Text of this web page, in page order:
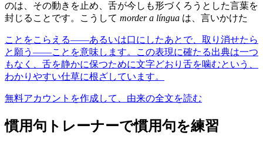
のは、その動きを止め、舌が今しも形づくろうとした言葉を
封じることです。こうして morder a língua は、言いかけた
ことをこらえる——あるいは口にしたあとで、取り消せたら
と願う——ことを意味します。この表現に確たる出典は一つ
もなく、舌を静かに保つために文字どおり舌を噛むという、
わかりやすい仕草に根ざしています。
無料アカウントを作成して、由来の全文を読む
慣用句トレーナーで慣用句を練習